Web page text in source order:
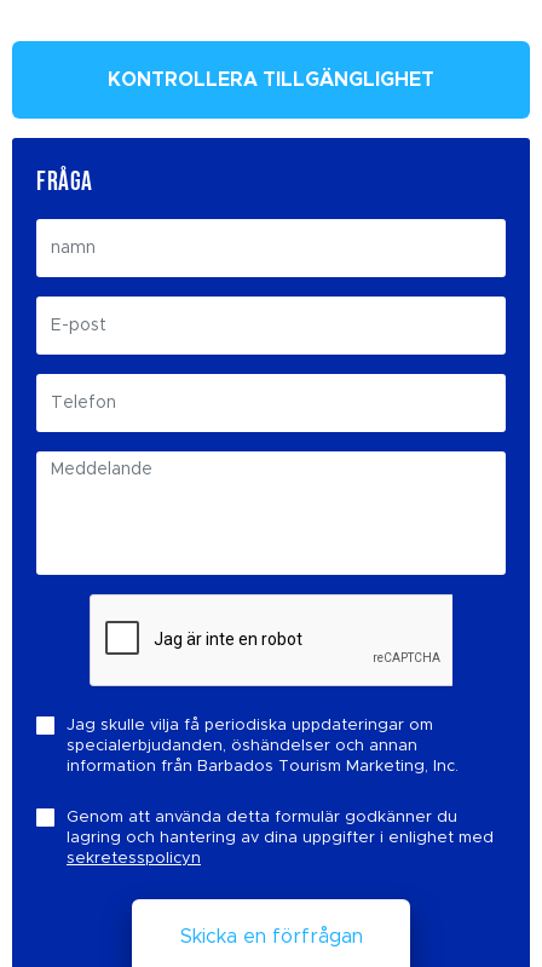
KONTROLLERA TILLGÄNGLIGHET
FRÅGA
Jag skulle vilja få periodiska uppdateringar om
specialerbjudanden, öshändelser och annan
information från Barbados Tourism Marketing, Inc.
Genom att använda detta formulär godkänner du
lagring och hantering av dina uppgifter i enlighet med
sekretesspolicyn